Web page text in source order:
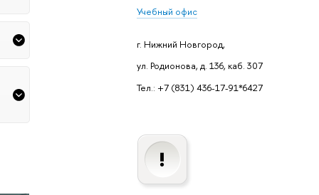
Учебный офис
г. Нижний Новгород,
ул. Родионова, д. 136, каб. 307
Тел.: +7 (831) 436-17-91*6427